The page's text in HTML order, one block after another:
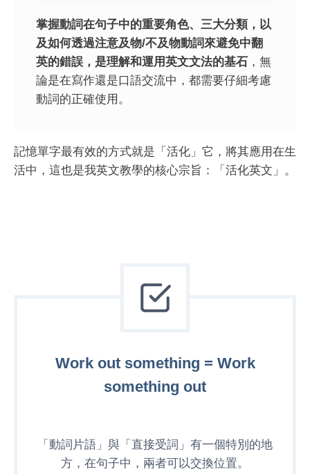
掌握動詞在句子中的重要角色、三大分類，以
及如何透過注意及物/不及物動詞來避免中翻
英的錯誤，是理解和運用英文文法的基石 ，無
論是在寫作還是口語交流中，都需要仔細考慮
動詞的正確使用。
記憶單字最有效的方式就是「活化」它，將其應用在生
活中，這也是我英文教學的核心宗旨：「活化英文」。
Work out something = Work
something out
「動詞片語」與「直接受詞」有一個特別的地
方，在句子中，兩者可以交換位置。